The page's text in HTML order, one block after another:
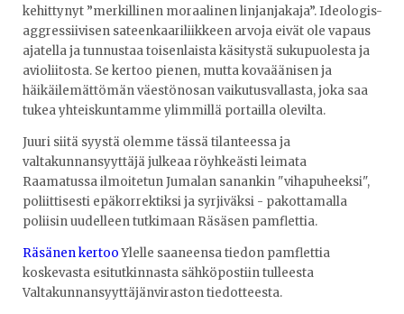
kehittynyt ”merkillinen moraalinen linjanjakaja”. Ideologis-
aggressiivisen sateenkaariliikkeen arvoja eivät ole vapaus
ajatella ja tunnustaa toisenlaista käsitystä sukupuolesta ja
avioliitosta. Se kertoo pienen, mutta kovaäänisen ja
häikäilemättömän väestönosan vaikutusvallasta, joka saa
tukea yhteiskuntamme ylimmillä portailla olevilta.
Juuri siitä syystä olemme tässä tilanteessa ja
valtakunnansyyttäjä julkeaa röyhkeästi leimata
Raamatussa ilmoitetun Jumalan sanankin "vihapuheeksi",
poliittisesti epäkorrektiksi ja syrjiväksi - pakottamalla
poliisin uudelleen tutkimaan Räsäsen pamflettia.
Räsänen kertooYlelle saaneensa tiedon pamflettia
koskevasta esitutkinnasta sähköpostiin tulleesta
Valtakunnansyyttäjänviraston tiedotteesta.